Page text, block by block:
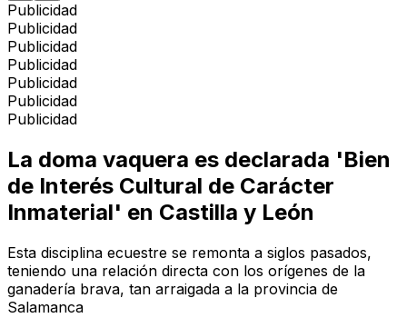
Publicidad
Publicidad
Publicidad
Publicidad
Publicidad
Publicidad
Publicidad
La doma vaquera es declarada 'Bien
de Interés Cultural de Carácter
Inmaterial' en Castilla y León
Esta disciplina ecuestre se remonta a siglos pasados,
teniendo una relación directa con los orígenes de la
ganadería brava, tan arraigada a la provincia de
Salamanca